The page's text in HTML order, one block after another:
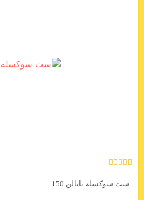
ست سوکسله بابالن 150